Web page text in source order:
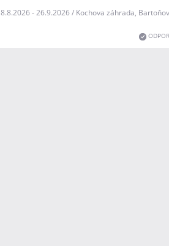
8.8.2026 - 26.9.2026 / Kochova záhrada,